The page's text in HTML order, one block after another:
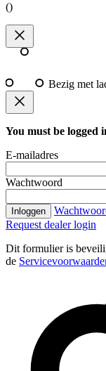
()
Bezig met
You must be logged
E-mailadres
Wachtwoord
Inloggen
Request dealer login
Dit formulier is
de